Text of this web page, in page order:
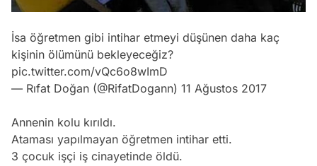
İsa öğretmen gibi intihar etmeyi düşünen daha kaç
kişinin ölümünü bekleyeceğiz?
pic.twitter.com/vQc6o8wImD
— Rıfat Doğan (@RifatDogann) 11 Ağustos 2017
Annenin kolu kırıldı.
Ataması yapılmayan öğretmen intihar etti.
3 çocuk işçi iş cinayetinde öldü.